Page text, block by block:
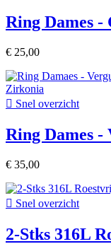
Ring Dames
€ 25,00
 Snel overzicht
Ring Dames -
€ 35,00
 Snel overzicht
2-Stks 316L